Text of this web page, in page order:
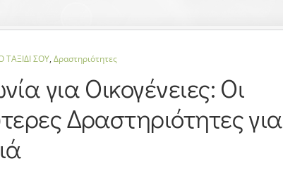
ΣΟΥ, Δραστηριότητες
για Οικογένειες: Οι
Δραστηριότητες για